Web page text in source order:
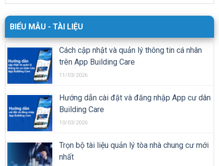
BIỂU MẪU - TÀI LIỆU
Cách cập nhật và quản lý thông tin cá nhân
trên App Building Care
11/03/2026
Hướng dẫn cài đặt và đăng nhập App cư dân
Building Care
10/03/2026
Trọn bộ tài liệu quản lý tòa nhà chung cư mới
nhất